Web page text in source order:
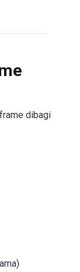
dibagi